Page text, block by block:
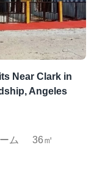
Near Clark in
Angeles
ム 36㎡